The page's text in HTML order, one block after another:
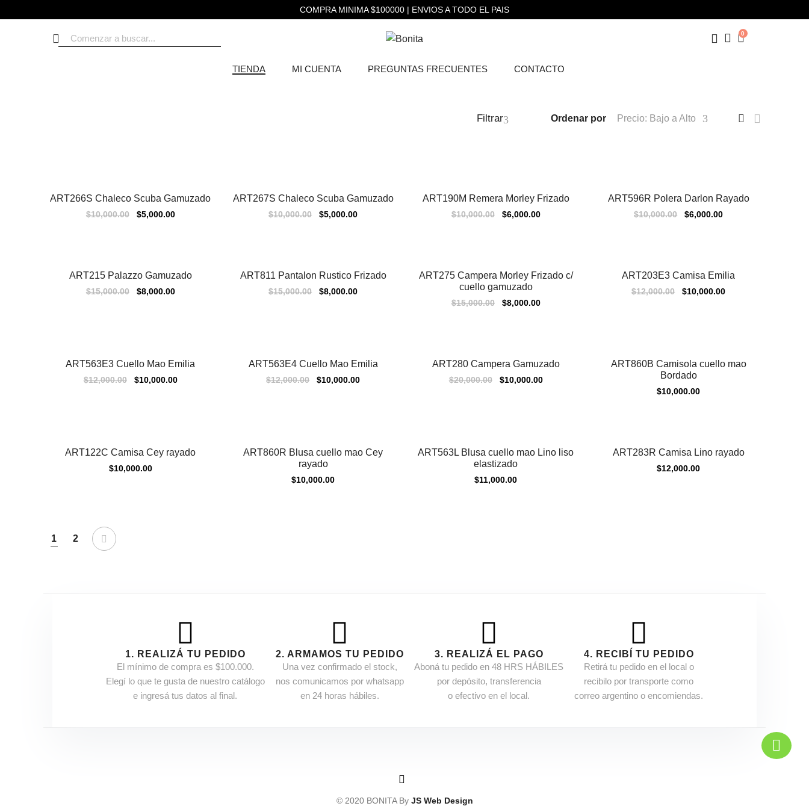
COMPRA MINIMA $100000 | ENVIOS A TODO EL PAIS
0
TIENDA MI CUENTA PREGUNTAS FRECUENTES CONTACTO
Filtrar Ordenar por Precio: Bajo a Alto
Sale
ART266S Chaleco Scuba Gamuzado
$10,000.00 $5,000.00
Sale
ART267S Chaleco Scuba Gamuzado
$10,000.00 $5,000.00
Sale
ART190M Remera Morley Frizado
$10,000.00 $6,000.00
Sale
ART596R Polera Darlon Rayado
$10,000.00 $6,000.00
Sale
ART215 Palazzo Gamuzado
$15,000.00 $8,000.00
Sale
ART811 Pantalon Rustico Frizado
$15,000.00 $8,000.00
Sale
ART275 Campera Morley Frizado c/
cuello gamuzado
$15,000.00 $8,000.00
Sale
ART203E3 Camisa Emilia
$12,000.00 $10,000.00
Sale
ART563E3 Cuello Mao Emilia
$12,000.00 $10,000.00
Sale
ART563E4 Cuello Mao Emilia
$12,000.00 $10,000.00
Sale
ART280 Campera Gamuzado
$20,000.00 $10,000.00
ART860B Camisola cuello mao
Bordado
$10,000.00
ART122C Camisa Cey rayado
$10,000.00
ART860R Blusa cuello mao Cey
rayado
$10,000.00
ART563L Blusa cuello mao Lino liso
elastizado
$11,000.00
ART283R Camisa Lino rayado
$12,000.00
1 2
1. REALIZÁ TU PEDIDO
El mínimo de compra es $100.000.
Elegí lo que te gusta de nuestro catálogo
e ingresá tus datos al final.
2. ARMAMOS TU PEDIDO
Una vez confirmado el stock,
nos comunicamos por whatsapp
en 24 horas hábiles.
3. REALIZÁ EL PAGO
Aboná tu pedido en 48 HRS HÁBILES
por depósito, transferencia
o efectivo en el local.
4. RECIBÍ TU PEDIDO
Retirá tu pedido en el local o
recibilo por transporte como
correo argentino o encomiendas.
© 2020 BONITA By JS Web Design